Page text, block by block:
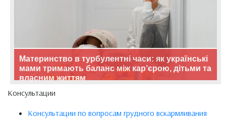
Материнство в турбулентні часи: як українські
мами тримають баланс між кар’єрою, дітьми та
власним життям
Консультации
Консультации по вопросам грудного вскармливания